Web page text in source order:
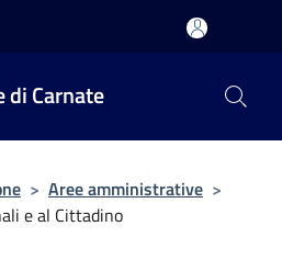
di Carnate
> Aree amministrative >
e al Cittadino